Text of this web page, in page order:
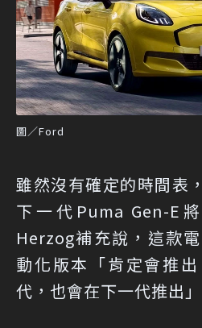
圖／Ford
雖然沒有確定的時間表
下一代Puma Gen-E
Herzog補充說，這款
動化版本「肯定會推
代，也會在下一代推出」